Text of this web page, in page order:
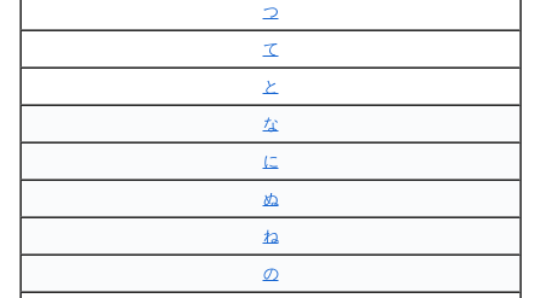
つ
て
と
な
に
ぬ
ね
の